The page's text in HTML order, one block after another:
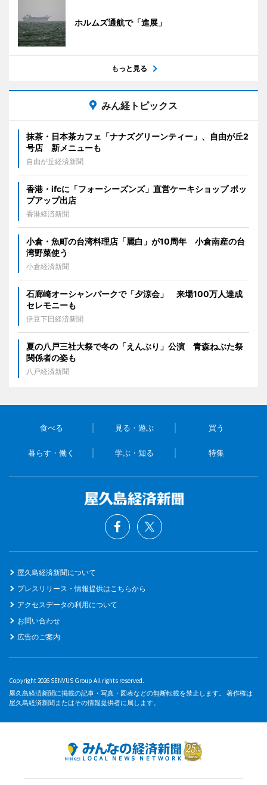
ホルムズ通航で「進展」
もっと見る
みん経トピックス
抹茶・日本茶カフェ「ナナズグリーンティー」、自由が丘2
号店 新メニューも
自由が丘経済新聞
香港・ifcに「フォーシーズンズ」直営ケーキショップ ポッ
プアップ出店
香港経済新聞
小倉・魚町の台湾料理店「麗白」が10周年 小倉南産の台
湾野菜使う
小倉経済新聞
石廊崎オーシャンパークで「夕涼会」 来場100万人達成
セレモニーも
伊豆下田経済新聞
夏の八戸三社大祭で冬の「えんぶり」公演 青森ねぶた祭
関係者の姿も
八戸経済新聞
食べる 見る・遊ぶ 買う
暮らす・働く 学ぶ・知る 特集
屋久島経済新聞について
プレスリリース・情報提供はこちらから
アクセスデータの利用について
お問い合わせ
広告のご案内
Copyright 2026 SENVUS Group All rights reserved.
屋久島経済新聞に掲載の記事・写真・図表などの無断転載を禁止します。 著作権は
屋久島経済新聞またはその情報提供者に属します。